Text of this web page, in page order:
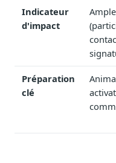
Blog & Podcast
Analyses, méthodes,
Lexique
1027 termes expliqués
Glossaire affaires
Lexique par thème
Sources couvertes
Indicateur
d'impact
Préparation
clé